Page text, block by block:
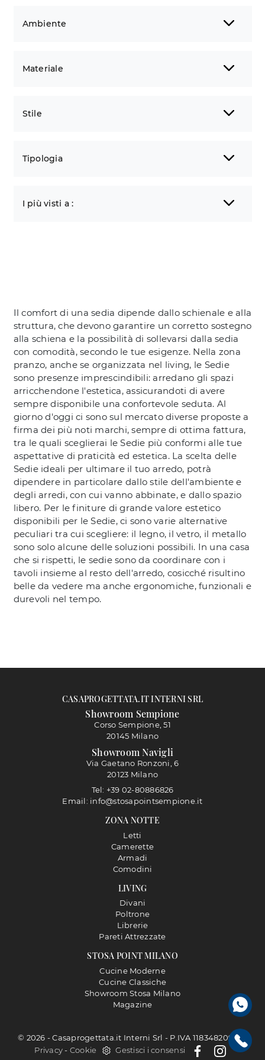
Ambiente
Materiale
Stile
Tipologia
I più visti a :
Il comfort di una sedia dipende dallo schienale e alla
struttura, che devono garantire un corretto sostegno
alla schiena e la possibilità di sollevarsi dalla sedia
con comodità, secondo le tue esigenze. Nella zona
pranzo, anche se organizzata nel living, le Sedie
sono presenze imprescindibili: arredano gli spazi
arricchendone l'estetica, assicurandoti di avere
sempre disponibile una confortevole seduta. Al
giorno d'oggi ci sono sul mercato diverse proposte a
firma dei più noti marchi, sempre di ottima fattura,
tra le quali sceglierai le Sedie più conformi alle tue
aspettative di praticità ed estetica. La scelta delle
Sedie ideali per ultimare il tuo arredo, potrà
dipendere in particolare dallo stile dell'ambiente e
degli arredi, con cui vanno abbinate, e dallo spazio
libero. Per le finiture di grande valore estetico
disponibili per le Sedie, ci sono varie alternative
peculiari tra cui scegliere: il legno, il vetro, il metallo
sono solo alcune delle soluzioni possibili. In una casa
che si rispetti, le sedie sono da coordinare con i
tavoli insieme al resto dell'arredo, cosicché risultino
belle da vedere ma anche ergonomiche, funzionali e
durevoli nel tempo.
STOSA POINT MILANO
Cucine Moderne
Cucine Classiche
Showroom Stosa Milano
Magazine
LIVING
Divani
Poltrone
Librerie
Pareti Attrezzate
ZONA NOTTE
Letti
Camerette
Armadi
Comodini
CASAPROGETTATA.IT INTERNI SRL
Showroom Sempione
Corso Sempione, 51
20145 Milano
Showroom Navigli
Via Gaetano Ronzoni, 6
20123 Milano
Tel: +39 02-80886826
Email: info@stosapointsempione.it
© 2026 - Casaprogettata.it Interni Srl - P.IVA 11834820968 |
Privacy- Cookie Gestisci i consensi